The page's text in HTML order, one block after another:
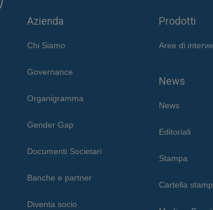
Azienda
Chi Siamo
Governance
Organigramma
Gender Gap
Documenti Societari
Banche e partner
Diventa socio
Prodotti
Aree di
News
News
Editoriali
Stampa
Cartella